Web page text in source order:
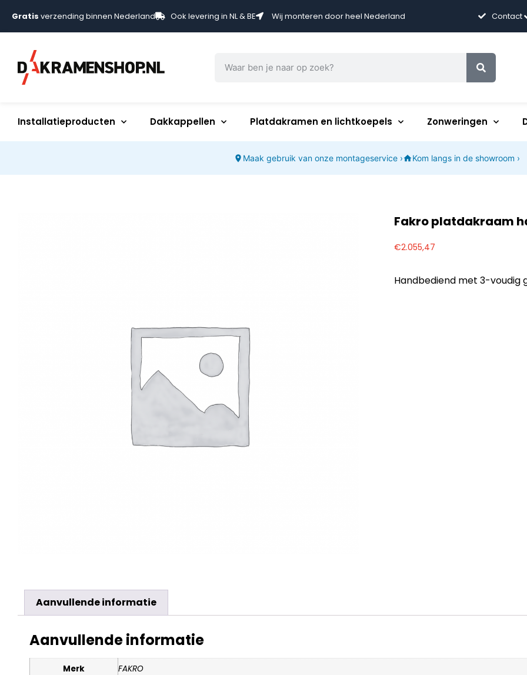
Gratis verzending binnen Nederland Ook levering in NL & BE Wij monteren door heel Nederland Contact
Installatieproducten Dakkappellen Platdakramen en lichtkoepels Zonweringen
Maak gebruik van onze montageservice › Kom langs in de showroom ›
Fakro platdakraam
€2.055,47
Handbediend met 3-voudig
Aanvullende informatie
Aanvullende informatie
Merk FAKRO